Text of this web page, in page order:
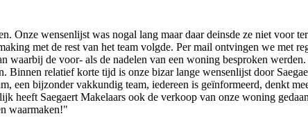
Onze wensenlijst was nogal lang maar daar deinsde ze niet voor
met de rest van het team volgde. Per mail ontvingen we met
de voor- als de nadelen van een woning besproken
relatief korte tijd is onze bizar lange wensenlijst door
een bijzonder vakkundig team, iedereen is geïnformeerd, denkt
heeft Saegaert Makelaars ook de verkoop van onze woning
waarmaken!"